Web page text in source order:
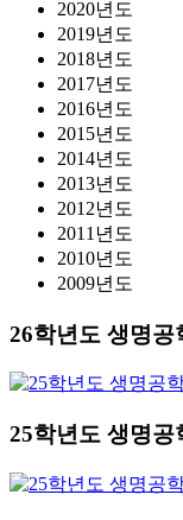
2020년도
2019년도
2018년도
2017년도
2016년도
2015년도
2014년도
2013년도
2012년도
2011년도
2010년도
2009년도
26학년도 생명
25학년도 생명